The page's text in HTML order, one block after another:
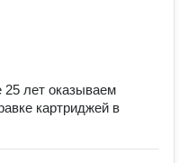
25 лет оказываем
картриджей в